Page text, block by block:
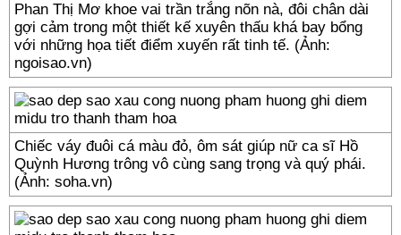
Phan Thị Mơ khoe vai trần trắng nõn nà, đôi chân dài
gợi cảm trong một thiết kế xuyên thấu khá bay bổng
với những họa tiết điểm xuyến rất tinh tế. (Ảnh:
ngoisao.vn)
Chiếc váy đuôi cá màu đỏ, ôm sát giúp nữ ca sĩ Hồ
Quỳnh Hương trông vô cùng sang trọng và quý phái.
(Ảnh: soha.vn)